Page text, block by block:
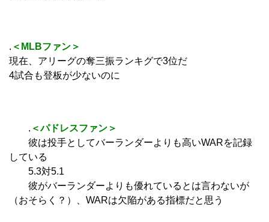
. ＜MLBファン＞
現在、アリーグの奪三振ランキグで3位だ
4試合も登板が少ないのに
. ＜パドレスファン＞
彼は投手としてバーランダーよりも高いWARを記録
している
5.3対5.1
彼がバーランダーよりも優れているとは言わないが
（おそらく？）、WARは欠陥がある指標だと思う